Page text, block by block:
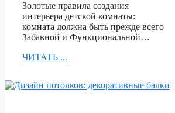
Золотые правила создания
интерьера детской комнаты:
комната должна быть прежде всего
Забавной и Функциональной…
ЧИТАТЬ ...